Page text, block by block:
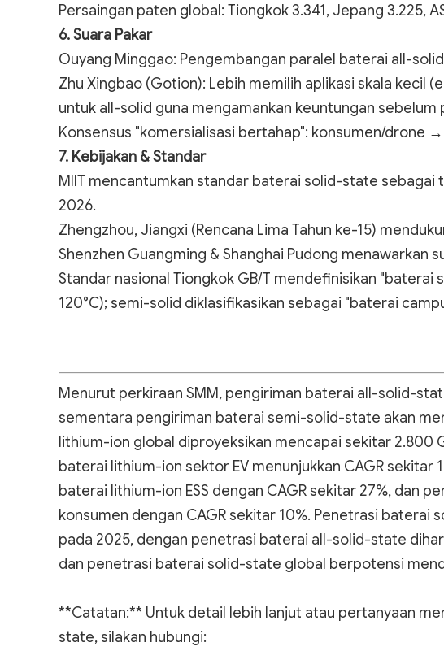
Persaingan paten global: Tiongkok 3.341, Jepang 3.225,
6. Suara Pakar
Ouyang Minggao: Pengembangan paralel baterai all-
Zhu Xingbao (Gotion): Lebih memilih aplikasi skala kecil
untuk all-solid guna mengamankan keuntungan sebelum
Konsensus "komersialisasi bertahap": konsumen/drone
7. Kebijakan & Standar
MIIT mencantumkan standar baterai solid-state
2026.
Zhengzhou, Jiangxi (Rencana Lima Tahun ke-15)
Shenzhen Guangming & Shanghai Pudong
Standar nasional Tiongkok GB/T mendefinisikan "baterai
120°C); semi-solid diklasifikasikan sebagai "baterai
Menurut perkiraan SMM, pengiriman baterai all-solid-
sementara pengiriman baterai semi-solid-state akan
lithium-ion global diproyeksikan mencapai sekitar 2.800
baterai lithium-ion sektor EV menunjukkan CAGR sekitar
baterai lithium-ion ESS dengan CAGR sekitar 27%, dan
konsumen dengan CAGR sekitar 10%. Penetrasi
pada 2025, dengan penetrasi baterai all-solid-state
dan penetrasi baterai solid-state global berpotensi
**Catatan:** Untuk detail lebih lanjut atau pertanyaan
state, silakan hubungi: